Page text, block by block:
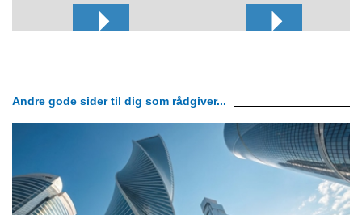
Andre gode sider til dig som rådgiver...